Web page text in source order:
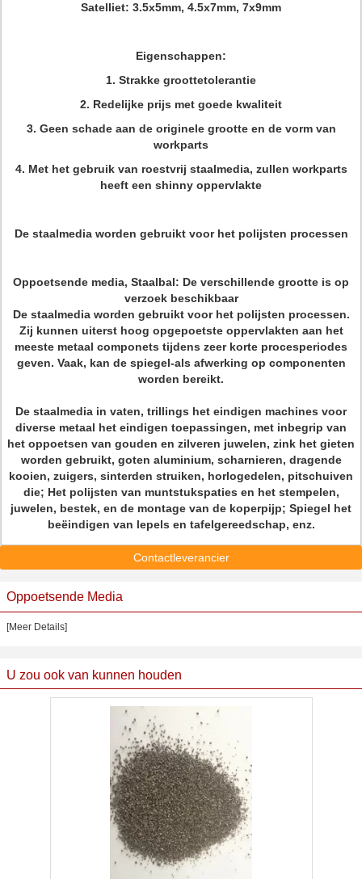
Satelliet: 3.5x5mm, 4.5x7mm, 7x9mm
Eigenschappen:
1. Strakke groottetolerantie
2. Redelijke prijs met goede kwaliteit
3. Geen schade aan de originele grootte en de vorm van
workparts
4. Met het gebruik van roestvrij staalmedia, zullen workparts
heeft een shinny oppervlakte
De staalmedia worden gebruikt voor het polijsten processen
Oppoetsende media, Staalbal: De verschillende grootte is op
verzoek beschikbaar
De staalmedia worden gebruikt voor het polijsten processen.
Zij kunnen uiterst hoog opgepoetste oppervlakten aan het
meeste metaal componets tijdens zeer korte procesperiodes
geven. Vaak, kan de spiegel-als afwerking op componenten
worden bereikt.
De staalmedia in vaten, trillings het eindigen machines voor
diverse metaal het eindigen toepassingen, met inbegrip van
het oppoetsen van gouden en zilveren juwelen, zink het gieten
worden gebruikt, goten aluminium, scharnieren, dragende
kooien, zuigers, sinterden struiken, horlogedelen, pitschuiven
die; Het polijsten van muntstukspaties en het stempelen,
juwelen, bestek, en de montage van de koperpijp; Spiegel het
beëindigen van lepels en tafelgereedschap, enz.
Contactleverancier
Oppoetsende Media
[Meer Details]
U zou ook van kunnen houden